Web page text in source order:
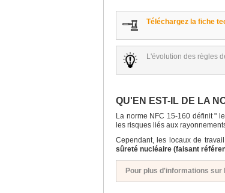
Téléchargez la fiche
L'évolution des règles
QU'EN EST-IL DE LA
La norme NFC 15-160 définit "
les risques liés aux
Cependant, les locaux de
sûreté nucléaire (faisant
Pour plus d'informations sur